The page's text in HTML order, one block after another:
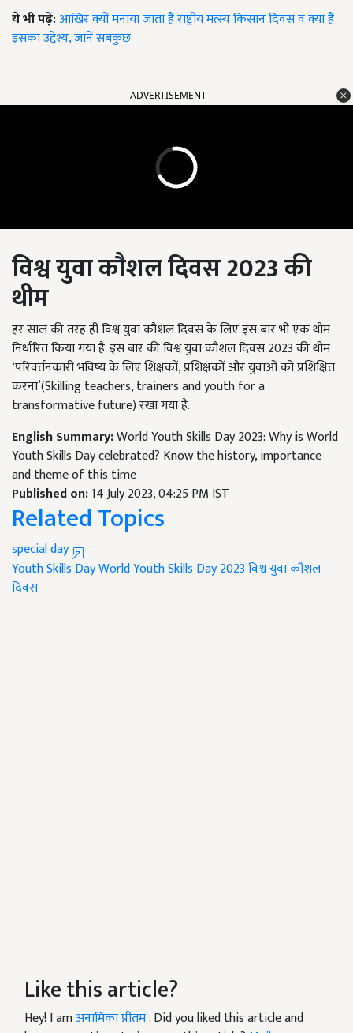
ये भी पढ़ें:आखिर क्यों मनाया जाता है राष्ट्रीय मत्स्य किसान दिवस व क्या है
इसका उद्देश्य, जानें सबकुछ
ADVERTISEMENT
विश्व युवा कौशल दिवस2023 की
थीम
हर साल की तरह ही विश्व युवा कौशल दिवस के लिए इस बार भी एक थीम
निर्धारित किया गया है. इस बार की विश्व युवा कौशल दिवस 2023 की थीम
‘परिवर्तनकारी भविष्य के लिए शिक्षकों, प्रशिक्षकों और युवाओं को प्रशिक्षित
करना’(Skilling teachers, trainers and youth for a
transformative future) रखा गया है.
English Summary:World Youth Skills Day 2023: Why is World
Youth Skills Day celebrated? Know the history, importance
and theme of this time
Published on:14 July 2023, 04:25 PM IST
Related Topics
special day
Youth Skills DayWorld Youth Skills Day 2023विश्व युवा कौशल
दिवस
Like this article?
Hey! I amअनामिका प्रीतम. Did you liked this article and